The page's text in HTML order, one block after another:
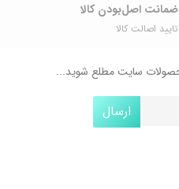
ضمانت اصل‌بودن کالا
تایید اصالت کالا
ارسال